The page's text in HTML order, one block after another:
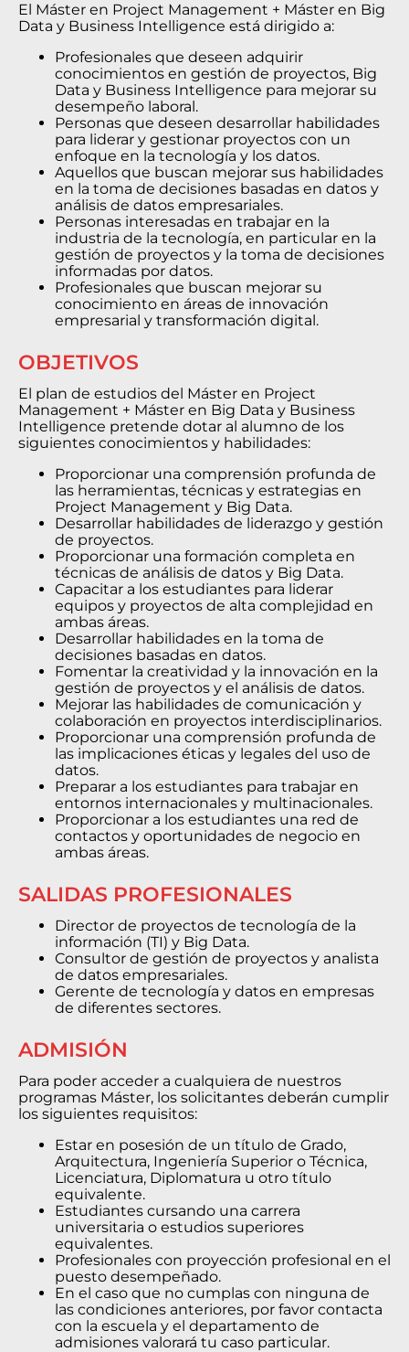
El Máster en Project Management + Máster en Big
Data y Business Intelligence está dirigido a:
Profesionales que deseen adquirir
conocimientos en gestión de proyectos, Big
Data y Business Intelligence para mejorar su
desempeño laboral.
Personas que deseen desarrollar habilidades
para liderar y gestionar proyectos con un
enfoque en la tecnología y los datos.
Aquellos que buscan mejorar sus habilidades
en la toma de decisiones basadas en datos y
análisis de datos empresariales.
Personas interesadas en trabajar en la
industria de la tecnología, en particular en la
gestión de proyectos y la toma de decisiones
informadas por datos.
Profesionales que buscan mejorar su
conocimiento en áreas de innovación
empresarial y transformación digital.
OBJETIVOS
El plan de estudios del Máster en Project
Management + Máster en Big Data y Business
Intelligence pretende dotar al alumno de los
siguientes conocimientos y habilidades:
Proporcionar una comprensión profunda de
las herramientas, técnicas y estrategias en
Project Management y Big Data.
Desarrollar habilidades de liderazgo y gestión
de proyectos.
Proporcionar una formación completa en
técnicas de análisis de datos y Big Data.
Capacitar a los estudiantes para liderar
equipos y proyectos de alta complejidad en
ambas áreas.
Desarrollar habilidades en la toma de
decisiones basadas en datos.
Fomentar la creatividad y la innovación en la
gestión de proyectos y el análisis de datos.
Mejorar las habilidades de comunicación y
colaboración en proyectos interdisciplinarios.
Proporcionar una comprensión profunda de
las implicaciones éticas y legales del uso de
datos.
Preparar a los estudiantes para trabajar en
entornos internacionales y multinacionales.
Proporcionar a los estudiantes una red de
contactos y oportunidades de negocio en
ambas áreas.
SALIDAS PROFESIONALES
Director de proyectos de tecnología de la
información (TI) y Big Data.
Consultor de gestión de proyectos y analista
de datos empresariales.
Gerente de tecnología y datos en empresas
de diferentes sectores.
ADMISIÓN
Para poder acceder a cualquiera de nuestros
programas Máster, los solicitantes deberán cumplir
los siguientes requisitos:
Estar en posesión de un título de Grado,
Arquitectura, Ingeniería Superior o Técnica,
Licenciatura, Diplomatura u otro título
equivalente.
Estudiantes cursando una carrera
universitaria o estudios superiores
equivalentes.
Profesionales con proyección profesional en el
puesto desempeñado.
En el caso que no cumplas con ninguna de
las condiciones anteriores, por favor contacta
con la escuela y el departamento de
admisiones valorará tu caso particular.